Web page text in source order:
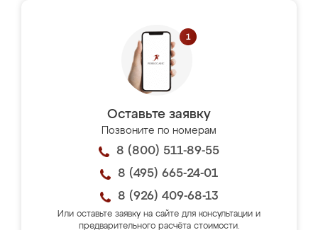
Оставьте заявку
Позвоните по номерам
8 (800) 511-89-55
8 (495) 665-24-01
8 (926) 409-68-13
Или оставьте заявку на сайте для консультации и
предварительного расчёта стоимости.